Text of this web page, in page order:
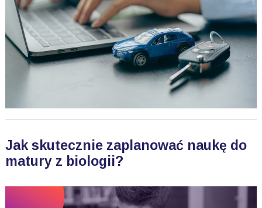
Jak skutecznie zaplanować naukę do
matury z biologii?